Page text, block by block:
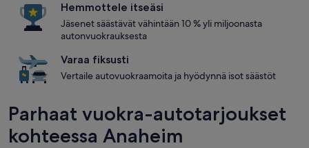
Hemmottele itseäsi
Jäsenet säästävät vähintään 10 % yli miljoonasta
autonvuokrauksesta
Varaa fiksusti
Vertaile autovuokraamoita ja hyödynnä isot säästöt
Parhaat vuokra-autotarjoukset
kohteessa Anaheim